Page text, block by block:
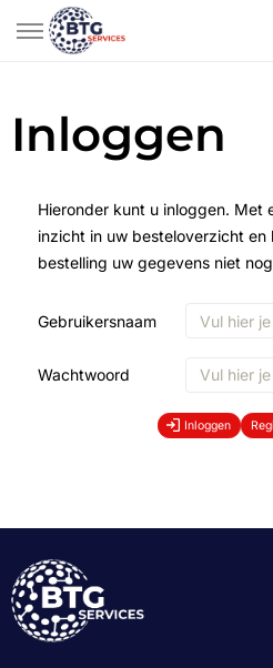
Inloggen
Hieronder kunt u inloggen. Met
inzicht in uw besteloverzicht
bestelling uw gegevens niet
Gebruikersnaam
Wachtwoord
Inloggen